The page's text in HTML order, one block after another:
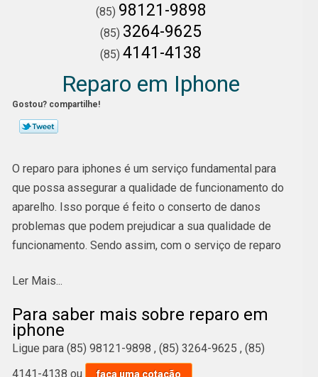
(85) 98121-9898
(85) 3264-9625
(85)4141-4138
Reparo em Iphone
Gostou? compartilhe!
O reparo para iphones é um serviço fundamental para
que possa assegurar a qualidade de funcionamento do
aparelho. Isso porque é feito o conserto de danos
problemas que podem prejudicar a sua qualidade de
funcionamento. Sendo assim, com o serviço de reparo
display, desoxidação, troca de botões e conectores,
Sobre a solução reparo em iphone, perceba que é
ideal para consertar danos e problemas que
Ler Mais...
Para saber mais sobre reparo em
iphone
Ligue para(85) 98121-9898 ,(85) 3264-9625 ,(85)
4141-4138 ou faça uma cotação